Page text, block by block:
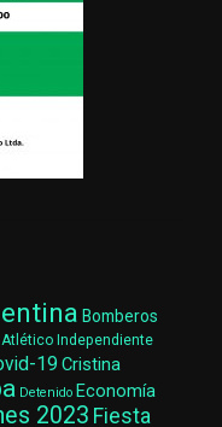
Bomberos
Atlético Independiente
19 Cristina
Detenido Economía
2023 Fiesta